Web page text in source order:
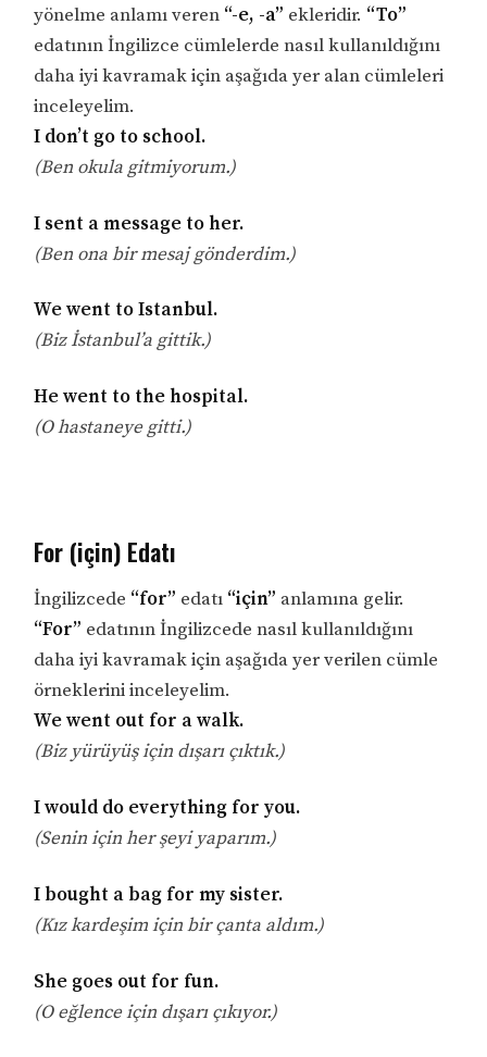
yönelme anlamı veren “-e, -a” ekleridir. “To”
edatının İngilizce cümlelerde nasıl kullanıldığını
daha iyi kavramak için aşağıda yer alan cümleleri
inceleyelim.
I don’t go to school.
(Ben okula gitmiyorum.)
I sent a message to her.
(Ben ona bir mesaj gönderdim.)
We went to Istanbul.
(Biz İstanbul’a gittik.)
He went to the hospital.
(O hastaneye gitti.)
For (için) Edatı
İngilizcede “for” edatı “için” anlamına gelir.
“For” edatının İngilizcede nasıl kullanıldığını
daha iyi kavramak için aşağıda yer verilen cümle
örneklerini inceleyelim.
We went out for a walk.
(Biz yürüyüş için dışarı çıktık.)
I would do everything for you.
(Senin için her şeyi yaparım.)
I bought a bag for my sister.
(Kız kardeşim için bir çanta aldım.)
She goes out for fun.
(O eğlence için dışarı çıkıyor.)